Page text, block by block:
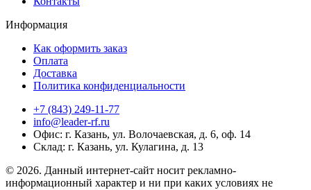
Информация
Как оформить заказ
Оплата
Доставка
Политика конфиденциальности
+7 (843) 249-11-77
info@leader-rf.ru
Офис: г. Казань, ул. Волочаевская, д. 6, оф. 14
Склад: г. Казань, ул. Кулагина, д. 13
© 2026. Данный интернет-сайт носит рекламно-
информационный характер и ни при каких условиях не